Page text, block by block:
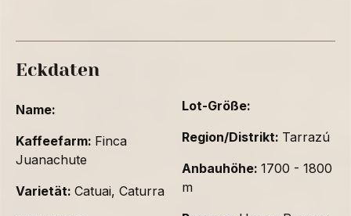
Eckdaten
Name:
Kaffeefarm: Finca
Juanachute
Varietät: Catuai, Caturra
Lot-Größe:
Region/Distrikt: Tarrazú
Anbauhöhe: 1700 - 1800
m